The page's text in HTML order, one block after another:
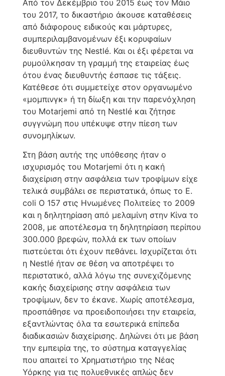
Από τον Δεκέμβριο του 2015 έως τον Μάιο
του 2017, το δικαστήριο άκουσε καταθέσεις
από διάφορους ειδικούς και μάρτυρες,
συμπεριλαμβανομένων έξι κορυφαίων
διευθυντών της Nestlé. Και οι έξι φέρεται να
ρυμούλκησαν τη γραμμή της εταιρείας έως
ότου ένας διευθυντής έσπασε τις τάξεις.
Κατέθεσε ότι συμμετείχε στον οργανωμένο
«μομπινγκ» ή τη δίωξη και την παρενόχληση
του Motarjemi από τη Nestlé και ζήτησε
συγγνώμη που υπέκυψε στην πίεση των
συνομηλίκων.
Στη βάση αυτής της υπόθεσης ήταν ο
ισχυρισμός του Motarjemi ότι η κακή
διαχείριση στην ασφάλεια των τροφίμων είχε
τελικά συμβάλει σε περιστατικά, όπως το E.
coli O 157 στις Ηνωμένες Πολιτείες το 2009
και η δηλητηρίαση από μελαμίνη στην Κίνα το
2008, με αποτέλεσμα τη δηλητηρίαση περίπου
300.000 βρεφών, πολλά εκ των οποίων
πιστεύεται ότι έχουν πεθάνει. Ισχυρίζεται ότι
η Nestlé ήταν σε θέση να αποτρέψει το
περιστατικό, αλλά λόγω της συνεχιζόμενης
κακής διαχείρισης στην ασφάλεια των
τροφίμων, δεν το έκανε. Χωρίς αποτέλεσμα,
προσπάθησε να προειδοποιήσει την εταιρεία,
εξαντλώντας όλα τα εσωτερικά επίπεδα
διαδικασιών διαχείρισης. Δηλώνει ότι με βάση
την εμπειρία της, το σύστημα καταγγελίας
που απαιτεί το Χρηματιστήριο της Νέας
Υόρκης για τις πολυεθνικές απλώς δεν